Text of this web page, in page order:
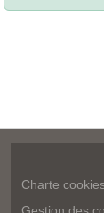
Charte